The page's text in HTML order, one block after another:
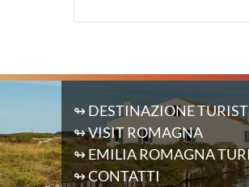
↬ DESTINAZIONE
↬ VISIT ROMAGNA
↬ EMILIA ROMAGNA
↬ CONTATTI